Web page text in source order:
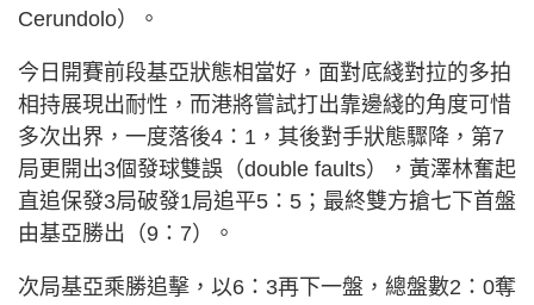
Cerundolo）。
今日開賽前段基亞狀態相當好，面對底綫對拉的多拍
相持展現出耐性，而港將嘗試打出靠邊綫的角度可惜
多次出界，一度落後4：1，其後對手狀態驟降，第7
局更開出3個發球雙誤（double faults），黃澤林奮起
直追保發3局破發1局追平5：5；最終雙方搶七下首盤
由基亞勝出（9：7）。
次局基亞乘勝追擊，以6：3再下一盤，總盤數2：0奪